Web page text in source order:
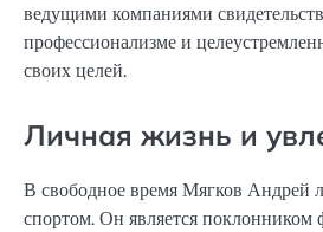
ведущими компаниями
профессионализме и
своих целей.
Личная жизнь и
В свободное время Мягков Андрей
спортом. Он является поклонником